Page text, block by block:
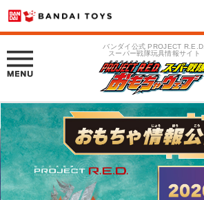
バンダイ公式 PROJECT R.E.D.
スーパー戦隊玩具情報サイト